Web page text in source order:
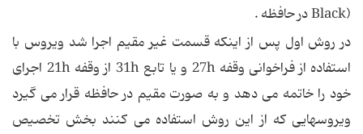
Black) در حافظه .
در روش اول پس از اینكه قسمت غیر مقیم اجرا شد ویروس با
استفاده از فراخوانی وقفه 27h و یا تابع 31h از وقفه 21h اجرای
خود را خاتمه می دهد و به صورت مقیم در حافظه قرار می گیرد
ویروسهایی كه از این روش استفاده می كنند بخش تخصیص